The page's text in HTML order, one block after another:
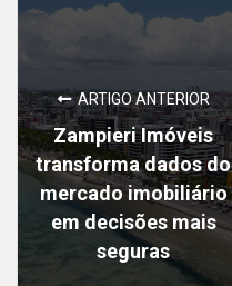
ARTIGO ANTERIOR
Zampieri Imóveis
transforma dados do
mercado imobiliário
em decisões mais
seguras